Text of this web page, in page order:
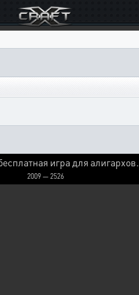
игра для алигархов.
2009 — 2526